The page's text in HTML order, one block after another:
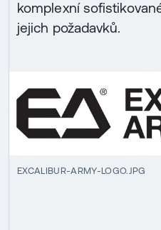
komplexní
jejich požadavků.
EXCALIBUR-ARMY-LOGO.JPG